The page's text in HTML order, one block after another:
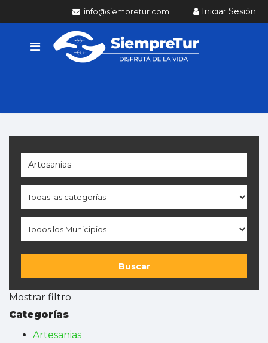
Iniciar Sesión
info@siempretur.com
Buscar
Mostrar filtro
Categorías
Artesanias